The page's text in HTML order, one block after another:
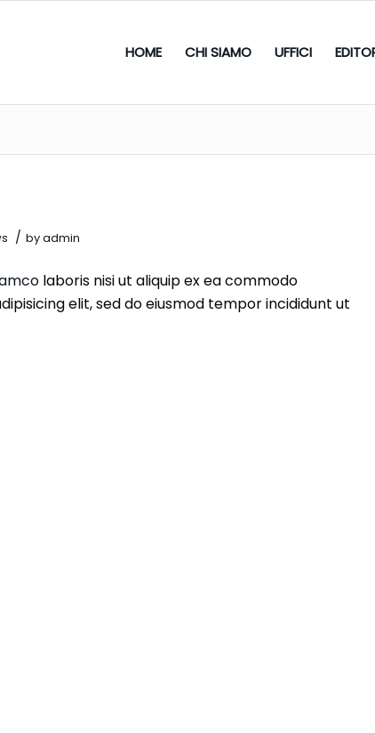
HOME CHI SIAMO UFFICI
/ byadmin
laboris nisi ut aliquip ex ea commodo
elit, sed do eiusmod tempor incididunt ut